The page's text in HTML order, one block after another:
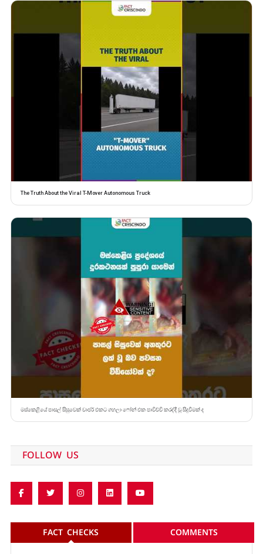
The Truth About the Viral T-Mover Autonomous Truck
මස්කෙළියේ පාසල් සිසුවෙක් චාජර් එකට ගහලා ෆෝන් එක පාවිච්චි කරද්දී වූ සිදුවීමක් ද
FOLLOW US
FACT CHECKS COMMENTS